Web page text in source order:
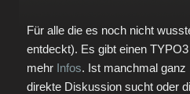
Für alle die es noch nicht
entdeckt). Es gibt einen
mehr Infos. Ist manchmal
direkte Diskussion sucht oder